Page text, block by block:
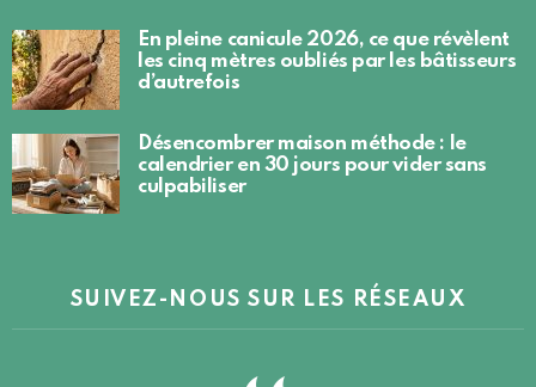
En pleine canicule 2026, ce que révèlent
les cinq mètres oubliés par les bâtisseurs
d’autrefois
Désencombrer maison méthode : le
calendrier en 30 jours pour vider sans
culpabiliser
SUIVEZ-NOUS SUR LES RÉSEAUX